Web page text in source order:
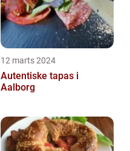
12 marts 2024
Autentiske tapas i
Aalborg